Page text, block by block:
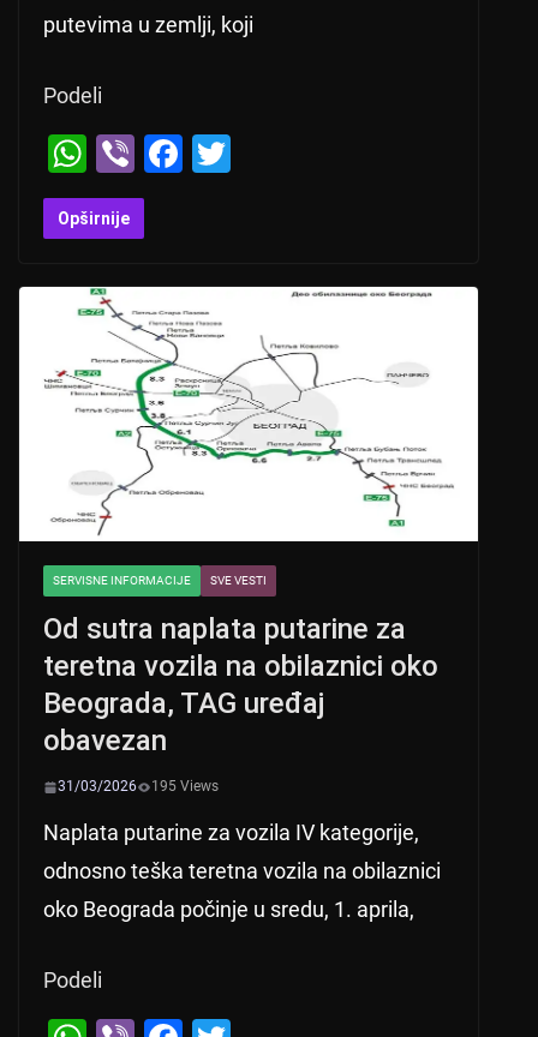
putevima u zemlji, koji
Podeli
W
h
at
A
p
p
Vi
b
er
F
b
o
o
k
Opširnije
SERVISNE INFORMACIJE SVE VESTI
Od sutra naplata putarine za
teretna vozila na obilaznici oko
Beograda, TAG uređaj
obavezan
31/03/2026 195 Views
Naplata putarine za vozila IV kategorije,
odnosno teška teretna vozila na obilaznici
oko Beograda počinje u sredu, 1. aprila,
Podeli